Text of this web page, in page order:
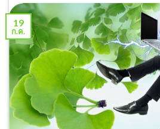
19
ก.ค.